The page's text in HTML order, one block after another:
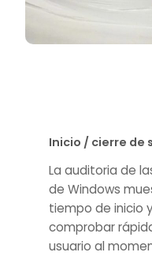
Inicio / cierre de
La auditoria de
de Windows
tiempo de inicio
comprobar
usuario al